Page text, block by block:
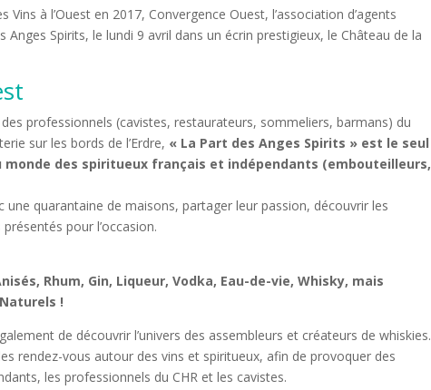
à l’Ouest en 2017, Convergence Ouest, l’association d’agents
Spirits, le lundi 9 avril dans un écrin prestigieux, le Château de la
professionnels (cavistes, restaurateurs, sommeliers, barmans) du
sur les bords de l’Erdre, « La Part des Anges Spirits » est le seul
des spiritueux français et indépendants (embouteilleurs,
quarantaine de maisons, partager leur passion, découvrir les
pour l’occasion.
Rhum, Gin, Liqueur, Vodka, Eau-de-vie, Whisky, mais
!
de découvrir l’univers des assembleurs et créateurs de whiskies.
rendez-vous autour des vins et spiritueux, afin de provoquer des
les professionnels du CHR et les cavistes.